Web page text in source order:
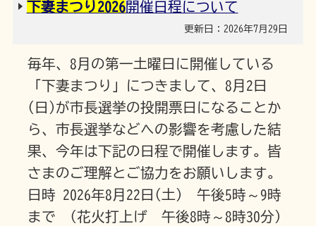
下妻まつり2026開催日程について
更新日：2026年7月29日
毎年、8月の第一土曜日に開催している
「下妻まつり」につきまして、8月2日
(日)が市長選挙の投開票日になることか
ら、市長選挙などへの影響を考慮した結
果、今年は下記の日程で開催します。皆
さまのご理解とご協力をお願いします。
日時 2026年8月22日(土) 午後5時～9時
まで (花火打上げ 午後8時～8時30分)